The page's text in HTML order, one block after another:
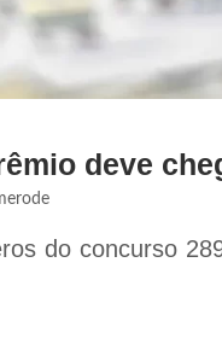
deve
do concurso